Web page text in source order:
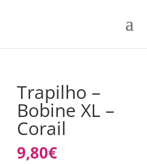
Trapilho –
Bobine XL –
Corail
9,80€